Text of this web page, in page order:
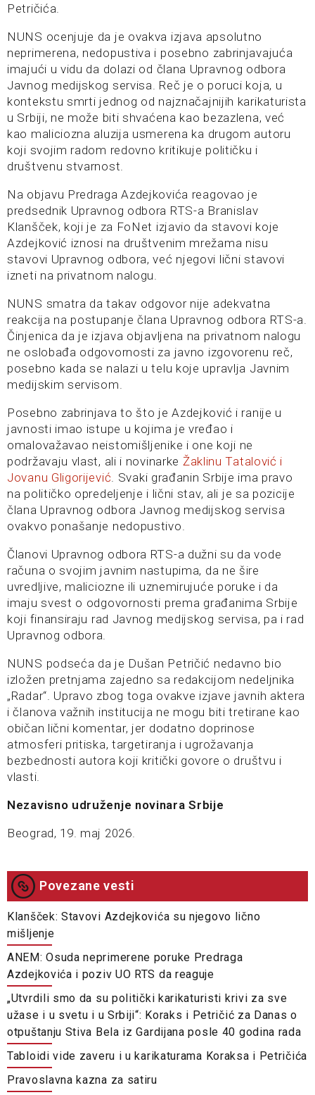
Petričića.
NUNS ocenjuje da je ovakva izjava apsolutno
neprimerena, nedopustiva i posebno zabrinjavajuća
imajući u vidu da dolazi od člana Upravnog odbora
Javnog medijskog servisa. Reč je o poruci koja, u
kontekstu smrti jednog od najznačajnijih karikaturista
u Srbiji, ne može biti shvaćena kao bezazlena, već
kao maliciozna aluzija usmerena ka drugom autoru
koji svojim radom redovno kritikuje političku i
društvenu stvarnost.
Na objavu Predraga Azdejkovića reagovao je
predsednik Upravnog odbora RTS-a Branislav
Klanšček, koji je za FoNet izjavio da stavovi koje
Azdejković iznosi na društvenim mrežama nisu
stavovi Upravnog odbora, već njegovi lični stavovi
izneti na privatnom nalogu.
NUNS smatra da takav odgovor nije adekvatna
reakcija na postupanje člana Upravnog odbora RTS-a.
Činjenica da je izjava objavljena na privatnom nalogu
ne oslobađa odgovornosti za javno izgovorenu reč,
posebno kada se nalazi u telu koje upravlja Javnim
medijskim servisom.
Posebno zabrinjava to što je Azdejković i ranije u
javnosti imao istupe u kojima je vređao i
omalovažavao neistomišljenike i one koji ne
podržavaju vlast, ali i novinarke Žaklinu Tatalović i
Jovanu Gligorijević. Svaki građanin Srbije ima pravo
na političko opredeljenje i lični stav, ali je sa pozicije
člana Upravnog odbora Javnog medijskog servisa
ovakvo ponašanje nedopustivo.
Članovi Upravnog odbora RTS-a dužni su da vode
računa o svojim javnim nastupima, da ne šire
uvredljive, maliciozne ili uznemirujuće poruke i da
imaju svest o odgovornosti prema građanima Srbije
koji finansiraju rad Javnog medijskog servisa, pa i rad
Upravnog odbora.
NUNS podseća da je Dušan Petričić nedavno bio
izložen pretnjama zajedno sa redakcijom nedeljnika
„Radar“. Upravo zbog toga ovakve izjave javnih aktera
i članova važnih institucija ne mogu biti tretirane kao
običan lični komentar, jer dodatno doprinose
atmosferi pritiska, targetiranja i ugrožavanja
bezbednosti autora koji kritički govore o društvu i
vlasti.
Nezavisno udruženje novinara Srbije
Beograd, 19. maj 2026.
Povezane vesti
Klanšček: Stavovi Azdejkovića su njegovo lično
mišljenje
ANEM: Osuda neprimerene poruke Predraga
Azdejkovića i poziv UO RTS da reaguje
„Utvrdili smo da su politički karikaturisti krivi za sve
užase i u svetu i u Srbiji“: Koraks i Petričić za Danas o
otpuštanju Stiva Bela iz Gardijana posle 40 godina rada
Tabloidi vide zaveru i u karikaturama Koraksa i Petričića
Pravoslavna kazna za satiru